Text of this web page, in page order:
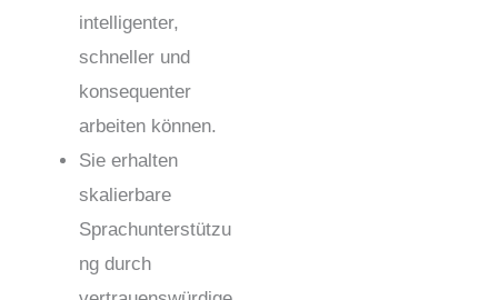
intelligenter,
schneller und
konsequenter
arbeiten können.
Sie erhalten
skalierbare
Sprachunterstützu
ng durch